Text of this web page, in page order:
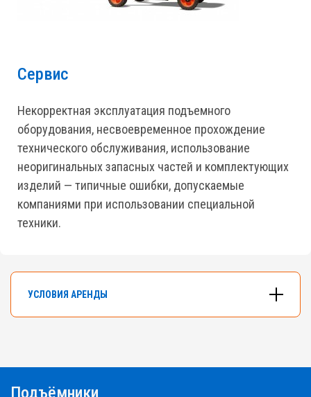
Сервис
Некорректная эксплуатация подъемного
оборудования, несвоевременное прохождение
технического обслуживания, использование
неоригинальных запасных частей и комплектующих
изделий — типичные ошибки, допускаемые
компаниями при использовании специальной
техники.
УСЛОВИЯ АРЕНДЫ
Самоходные ножничные подъемники с высотой
Подъёмники